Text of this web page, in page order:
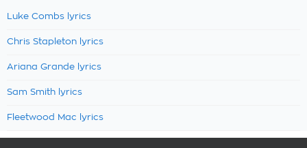
Luke Combs lyrics
Chris Stapleton lyrics
Ariana Grande lyrics
Sam Smith lyrics
Fleetwood Mac lyrics